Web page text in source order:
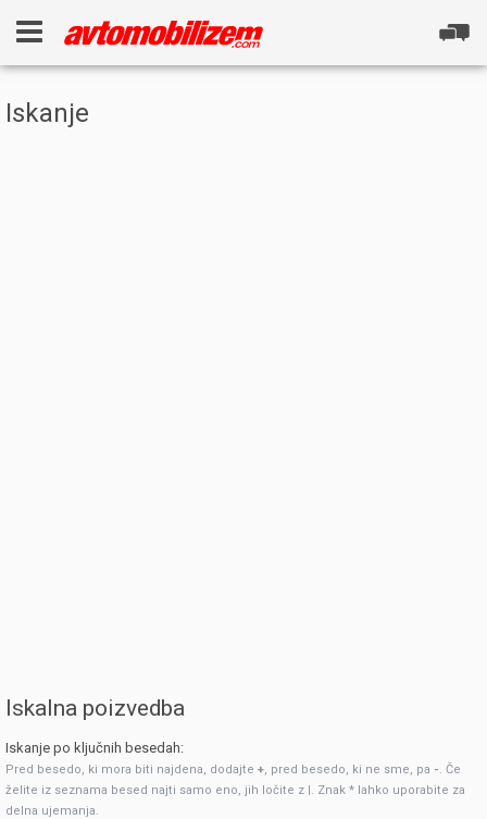
Iskanje
Iskalna poizvedba
Iskanje po ključnih besedah:
Pred besedo, ki mora biti najdena, dodajte +, pred besedo, ki ne sme, pa -. Če
želite iz seznama besed najti samo eno, jih ločite z |. Znak * lahko uporabite za
delna ujemanja.